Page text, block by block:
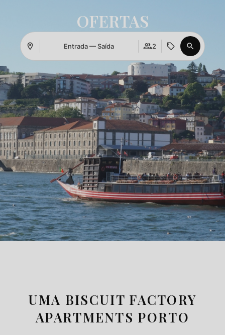
Aceder
OFERTAS
Entrada — Saída 2
UMA BISCUIT FACTORY
APARTMENTS PORTO